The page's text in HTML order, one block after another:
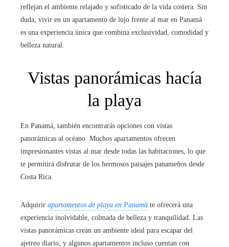
reflejan el ambiente relajado y sofisticado de la vida costera. Sin
duda, vivir en un apartamento de lujo frente al mar en Panamá
es una experiencia única que combina exclusividad, comodidad y
belleza natural.
Vistas panorámicas hacía
la playa
En Panamá, también encontrarás opciones con vistas
panorámicas al océano. Muchos apartamentos ofrecen
impresionantes vistas al mar desde todas las habitaciones, lo que
te permitirá disfrutar de los hermosos paisajes panameños desde
Costa Rica.
Adquirir apartamentos de playa en Panamá te ofrecerá una
experiencia inolvidable, colmada de belleza y tranquilidad. Las
vistas panorámicas crean un ambiente ideal para escapar del
ajetreo diario, y algunos apartamentos incluso cuentan con